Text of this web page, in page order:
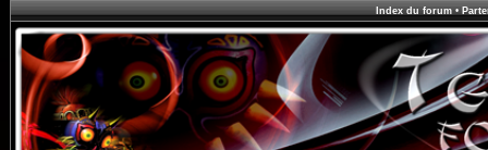
Index du forum•